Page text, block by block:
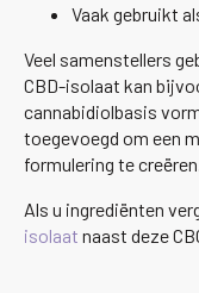
Vaak gebruikt
Veel samenstellers
CBD-isolaat kan
cannabidiolbasis
toegevoegd om een
formulering te creëren.
Als u ingrediënten
isolaat naast deze